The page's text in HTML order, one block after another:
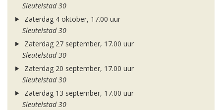
Sleutelstad 30
Zaterdag 4 oktober, 17.00 uur
Sleutelstad 30
Zaterdag 27 september, 17.00 uur
Sleutelstad 30
Zaterdag 20 september, 17.00 uur
Sleutelstad 30
Zaterdag 13 september, 17.00 uur
Sleutelstad 30